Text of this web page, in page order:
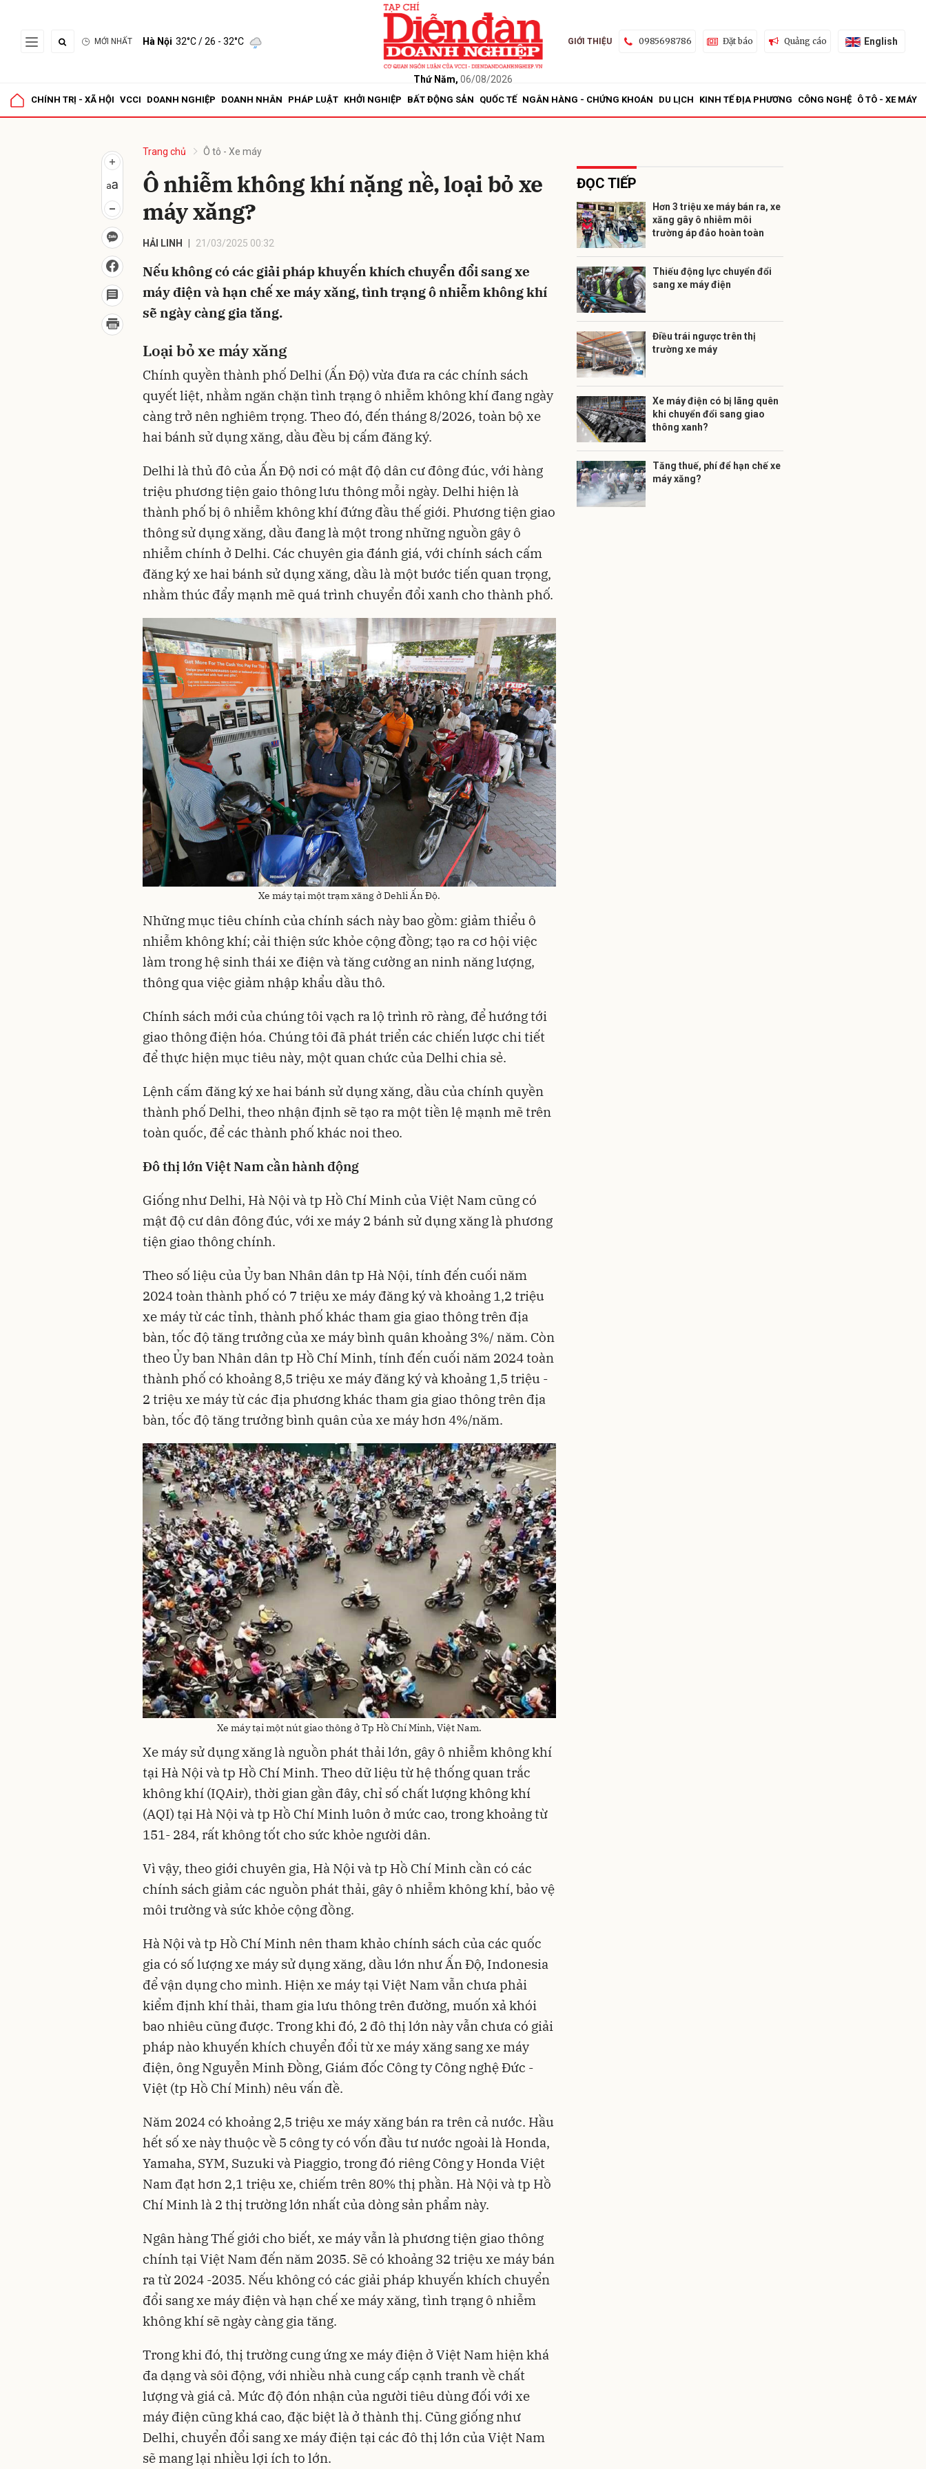
MỚI NHẤT Hà Nội 32°C/ 26 - 32°C
Thứ Năm, 06/08/2026
GIỚI THIỆU 0985698786 Đặt báo Quảng cáo English
CHÍNH TRỊ - XÃ HỘI VCCI DOANH NGHIỆP DOANH NHÂN PHÁP LUẬT KHỞI NGHIỆP BẤT ĐỘNG SẢN QUỐC TẾ NGÂN HÀNG - CHỨNG KHOÁN DU LỊCH KINH TẾ ĐỊA PHƯƠNG CÔNG NGHỆ Ô TÔ - XE MÁY
Trang chủ Ô tô - Xe máy
Ô nhiễm không khí nặng nề, loại bỏ xe
máy xăng?
HẢI LINH 21/03/2025 00:32
Nếu không có các giải pháp khuyến khích chuyển đổi sang xe
máy điện và hạn chế xe máy xăng, tình trạng ô nhiễm không khí
sẽ ngày càng gia tăng.
Loại bỏ xe máy xăng
Chính quyền thành phố Delhi (Ấn Độ) vừa đưa ra các chính sách
quyết liệt, nhằm ngăn chặn tình trạng ô nhiễm không khí đang ngày
càng trở nên nghiêm trọng. Theo đó, đến tháng 8/2026, toàn bộ xe
hai bánh sử dụng xăng, dầu đều bị cấm đăng ký.
Delhi là thủ đô của Ấn Độ nơi có mật độ dân cư đông đúc, với hàng
triệu phương tiện gaio thông lưu thông mỗi ngày. Delhi hiện là
thành phố bị ô nhiễm không khí đứng đầu thế giới. Phương tiện giao
thông sử dụng xăng, dầu đang là một trong những nguồn gây ô
nhiễm chính ở Delhi. Các chuyên gia đánh giá, với chính sách cấm
đăng ký xe hai bánh sử dụng xăng, dầu là một bước tiến quan trọng,
nhằm thúc đẩy mạnh mẽ quá trình chuyển đổi xanh cho thành phố.
Xe máy tại một trạm xăng ở Dehli Ấn Độ.
Những mục tiêu chính của chính sách này bao gồm: giảm thiểu ô
nhiễm không khí; cải thiện sức khỏe cộng đồng; tạo ra cơ hội việc
làm trong hệ sinh thái xe điện và tăng cường an ninh năng lượng,
thông qua việc giảm nhập khẩu dầu thô.
Chính sách mới của chúng tôi vạch ra lộ trình rõ ràng, để hướng tới
giao thông điện hóa. Chúng tôi đã phát triển các chiến lược chi tiết
để thực hiện mục tiêu này, một quan chức của Delhi chia sẻ.
Lệnh cấm đăng ký xe hai bánh sử dụng xăng, dầu của chính quyền
thành phố Delhi, theo nhận định sẽ tạo ra một tiền lệ mạnh mẽ trên
toàn quốc, để các thành phố khác noi theo.
Đô thị lớn Việt Nam cần hành động
Giống như Delhi, Hà Nội và tp Hồ Chí Minh của Việt Nam cũng có
mật độ cư dân đông đúc, với xe máy 2 bánh sử dụng xăng là phương
tiện giao thông chính.
Theo số liệu của Ủy ban Nhân dân tp Hà Nội, tính đến cuối năm
2024 toàn thành phố có 7 triệu xe máy đăng ký và khoảng 1,2 triệu
xe máy từ các tỉnh, thành phố khác tham gia giao thông trên địa
bàn, tốc độ tăng trưởng của xe máy bình quân khoảng 3%/ năm. Còn
theo Ủy ban Nhân dân tp Hồ Chí Minh, tính đến cuối năm 2024 toàn
thành phố có khoảng 8,5 triệu xe máy đăng ký và khoảng 1,5 triệu -
2 triệu xe máy từ các địa phương khác tham gia giao thông trên địa
bàn, tốc độ tăng trưởng bình quân của xe máy hơn 4%/năm.
Xe máy tại một nút giao thông ở Tp Hồ Chí Minh, Việt Nam.
Xe máy sử dụng xăng là nguồn phát thải lớn, gây ô nhiễm không khí
tại Hà Nội và tp Hồ Chí Minh. Theo dữ liệu từ hệ thống quan trắc
không khí (IQAir), thời gian gần đây, chỉ số chất lượng không khí
(AQI) tại Hà Nội và tp Hồ Chí Minh luôn ở mức cao, trong khoảng từ
151- 284, rất không tốt cho sức khỏe người dân.
Vì vậy, theo giới chuyên gia, Hà Nội và tp Hồ Chí Minh cần có các
chính sách giảm các nguồn phát thải, gây ô nhiễm không khí, bảo vệ
môi trường và sức khỏe cộng đồng.
Hà Nội và tp Hồ Chí Minh nên tham khảo chính sách của các quốc
gia có số lượng xe máy sử dụng xăng, dầu lớn như Ấn Độ, Indonesia
để vận dụng cho mình. Hiện xe máy tại Việt Nam vẫn chưa phải
kiểm định khí thải, tham gia lưu thông trên đường, muốn xả khói
bao nhiêu cũng được. Trong khi đó, 2 đô thị lớn này vẫn chưa có giải
pháp nào khuyến khích chuyển đổi từ xe máy xăng sang xe máy
điện, ông Nguyễn Minh Đồng, Giám đốc Công ty Công nghệ Đức -
Việt (tp Hồ Chí Minh) nêu vấn đề.
Năm 2024 có khoảng 2,5 triệu xe máy xăng bán ra trên cả nước. Hầu
hết số xe này thuộc về 5 công ty có vốn đầu tư nước ngoài là Honda,
Yamaha, SYM, Suzuki và Piaggio, trong đó riêng Công y Honda Việt
Nam đạt hơn 2,1 triệu xe, chiếm trên 80% thị phần. Hà Nội và tp Hồ
Chí Minh là 2 thị trường lớn nhất của dòng sản phẩm này.
Ngân hàng Thế giới cho biết, xe máy vẫn là phương tiện giao thông
chính tại Việt Nam đến năm 2035. Sẽ có khoảng 32 triệu xe máy bán
ra từ 2024 -2035. Nếu không có các giải pháp khuyến khích chuyển
đổi sang xe máy điện và hạn chế xe máy xăng, tình trạng ô nhiễm
không khí sẽ ngày càng gia tăng.
Trong khi đó, thị trường cung ứng xe máy điện ở Việt Nam hiện khá
đa dạng và sôi động, với nhiều nhà cung cấp cạnh tranh về chất
lượng và giá cả. Mức độ đón nhận của người tiêu dùng đối với xe
máy điện cũng khá cao, đặc biệt là ở thành thị. Cũng giống như
Delhi, chuyển đổi sang xe máy điện tại các đô thị lớn của Việt Nam
sẽ mang lại nhiều lợi ích to lớn.
ĐỌC TIẾP
Hơn 3 triệu xe máy bán ra, xe
xăng gây ô nhiễm môi
trường áp đảo hoàn toàn
Thiếu động lực chuyển đổi
sang xe máy điện
Điều trái ngược trên thị
trường xe máy
Xe máy điện có bị lãng quên
khi chuyển đổi sang giao
thông xanh?
Tăng thuế, phí để hạn chế xe
máy xăng?
Gửi